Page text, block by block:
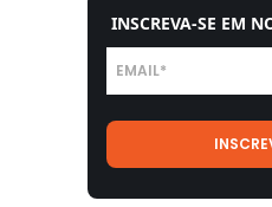
INSCREVA-SE EM